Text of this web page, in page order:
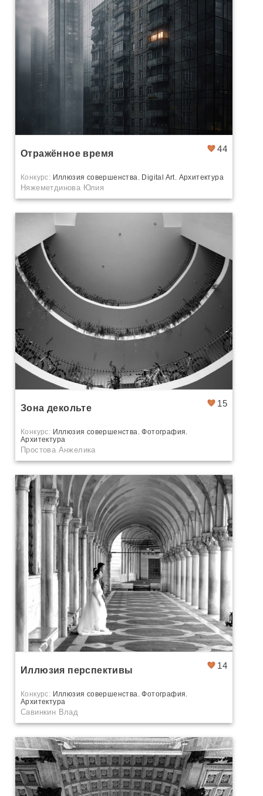
44
Отражённое время
Конкурс: Иллюзия совершенства. Digital Art. Архитектура
Няжеметдинова Юлия
15
Зона декольте
Конкурс: Иллюзия совершенства. Фотография.
Архитектура
Простова Анжелика
14
Иллюзия перспективы
Конкурс: Иллюзия совершенства. Фотография.
Архитектура
Савинкин Влад